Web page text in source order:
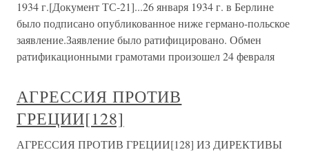
1934 г.[Документ ТС-21]...26 января 1934 г. в Берлине
было подписано опубликованное ниже германо-польское
заявление.Заявление было ратифицировано. Обмен
ратификационными грамотами произошел 24 февраля
АГРЕССИЯ ПРОТИВ
ГРЕЦИИ[128]
АГРЕССИЯ ПРОТИВ ГРЕЦИИ[128] ИЗ ДИРЕКТИВЫ